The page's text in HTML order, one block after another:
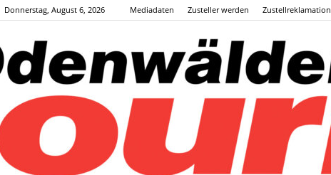
Donnerstag, August 6, 2026 Mediadaten Zusteller werden Zustellreklamation